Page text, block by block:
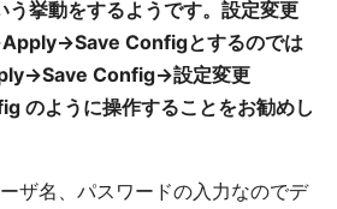
う挙動をするようです。設定変更
Configとするのでは
Config→設定変更
のように操作することをお勧めし
ザ名、パスワードの入力なのでデ